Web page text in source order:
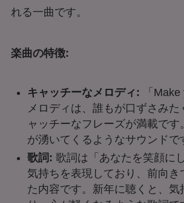
れる一曲です。
楽曲の特徴:
キャッチーなメロディ: 「
メロディは、誰もが口ずさみた
ャッチーなフレーズが満載です
が湧いてくるようなサウンドで
歌詞: 歌詞は「あなたを笑顔に
気持ちを表現しており、前向き
た内容です。新年に聴くと、気